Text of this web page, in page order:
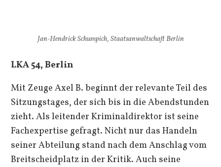
Jan-Hendrick Schumpich, Staatsanwaltschaft Berlin
LKA 54, Berlin
Mit Zeuge Axel B. beginnt der relevante Teil des
Sitzungstages, der sich bis in die Abendstunden
zieht. Als leitender Kriminaldirektor ist seine
Fachexpertise gefragt. Nicht nur das Handeln
seiner Abteilung stand nach dem Anschlag vom
Breitscheidplatz in der Kritik. Auch seine